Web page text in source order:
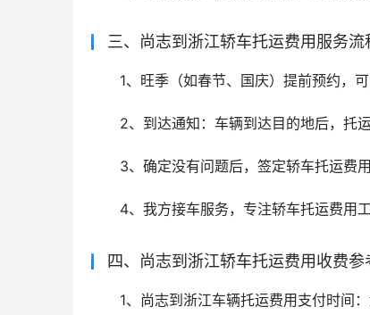
三、尚志到浙江轿车托运费用服务流
1、旺季（如春节、国庆）提前预约，可
2、到达通知：车辆到达目的地后，托
3、确定没有问题后，签定轿车托运费
4、我方接车服务，专注轿车托运费用工
四、尚志到浙江轿车托运费用收费参
1、尚志到浙江车辆托运费用支付时间